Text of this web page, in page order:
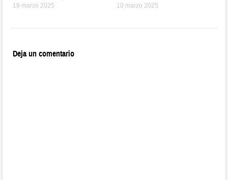
19 marzo 2025 10 marzo 2025
Deja un comentario